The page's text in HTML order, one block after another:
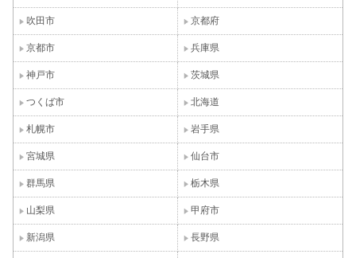
吹田市 京都府
京都市 兵庫県
神戸市 茨城県
つくば市 北海道
札幌市 岩手県
宮城県 仙台市
群馬県 栃木県
山梨県 甲府市
新潟県 長野県